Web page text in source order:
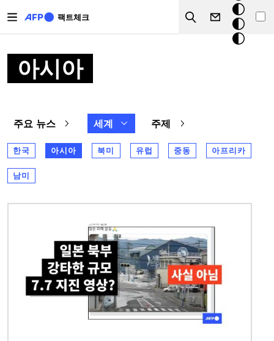
팩트체크
Search
크
모
드
아시아
주요 뉴스 세계 주제
한국 아시아 북미 유럽 중동 아프리카
남미